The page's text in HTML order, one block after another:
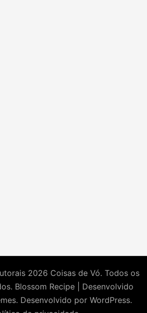
2026 Coisas de Vó. Todos os
Blossom Recipe | Desenvolvido
. Desenvolvido por WordPress.